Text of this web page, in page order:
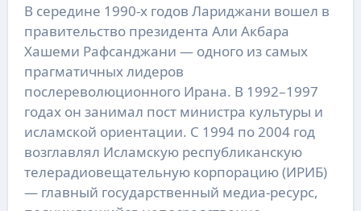
В середине 1990-х годов Лариджани вошел в
правительство президента Али Акбара
Хашеми Рафсанджани — одного из самых
прагматичных лидеров
послереволюционного Ирана. В 1992–1997
годах он занимал пост министра культуры и
исламской ориентации. С 1994 по 2004 год
возглавлял Исламскую республиканскую
телерадиовещательную корпорацию (ИРИБ)
— главный государственный медиа-ресурс,